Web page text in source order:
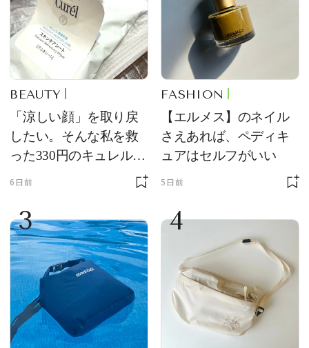
BEAUTY
「涼しい顔」を取り戻
したい。そんな私を救
った330円のキュレル名
6日前
FASHION
【エルメス】のネイル
さえあれば、ペディキ
ュアはセルフがいい
5日前
3 4